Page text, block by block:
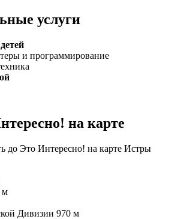
услуги
и программирование
на карте
до Это Интересно! на карте Истры
м
Дивизии 970 м